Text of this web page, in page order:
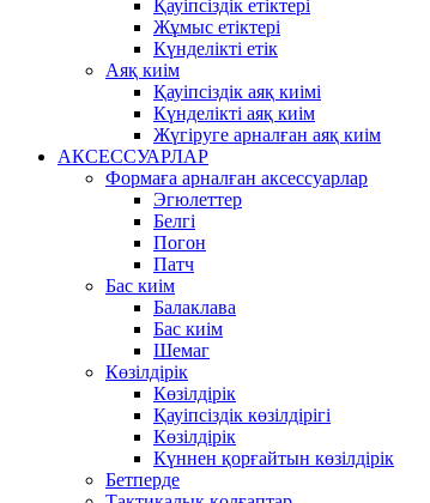
Қауіпсіздік етіктері
Жұмыс етіктері
Күнделікті етік
Аяқ киім
Қауіпсіздік аяқ киімі
Күнделікті аяқ киім
Жүгіруге арналған аяқ киім
АКСЕССУАРЛАР
Формаға арналған аксессуарлар
Эгюлеттер
Белгі
Погон
Патч
Бас киім
Балаклава
Бас киім
Шемаг
Көзілдірік
Көзілдірік
Қауіпсіздік көзілдірігі
Көзілдірік
Күннен қорғайтын көзілдірік
Бетперде